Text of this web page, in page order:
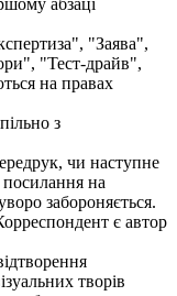
"Заява",
"Тест-драйв",
на правах
з
чи наступне
на
забороняється.
є автор
творів